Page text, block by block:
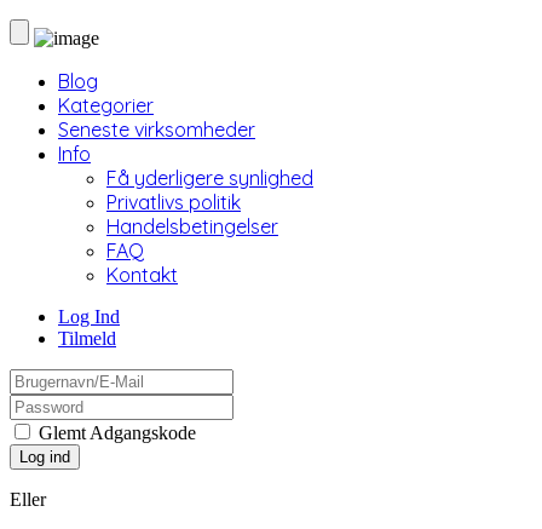
Blog
Kategorier
Seneste virksomheder
Info
Få yderligere synlighed
Privatlivs politik
Handelsbetingelser
FAQ
Kontakt
Log Ind
Tilmeld
Glemt Adgangskode
Eller